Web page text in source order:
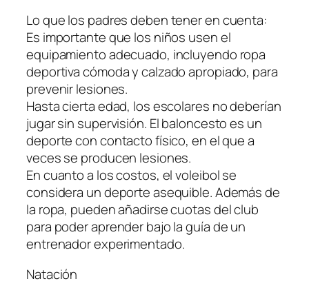
Lo que los padres deben tener en cuenta:
Es importante que los niños usen el
equipamiento adecuado, incluyendo ropa
deportiva cómoda y calzado apropiado, para
prevenir lesiones.
Hasta cierta edad, los escolares no deberían
jugar sin supervisión. El baloncesto es un
deporte con contacto físico, en el que a
veces se producen lesiones.
En cuanto a los costos, el voleibol se
considera un deporte asequible. Además de
la ropa, pueden añadirse cuotas del club
para poder aprender bajo la guía de un
entrenador experimentado.
Natación